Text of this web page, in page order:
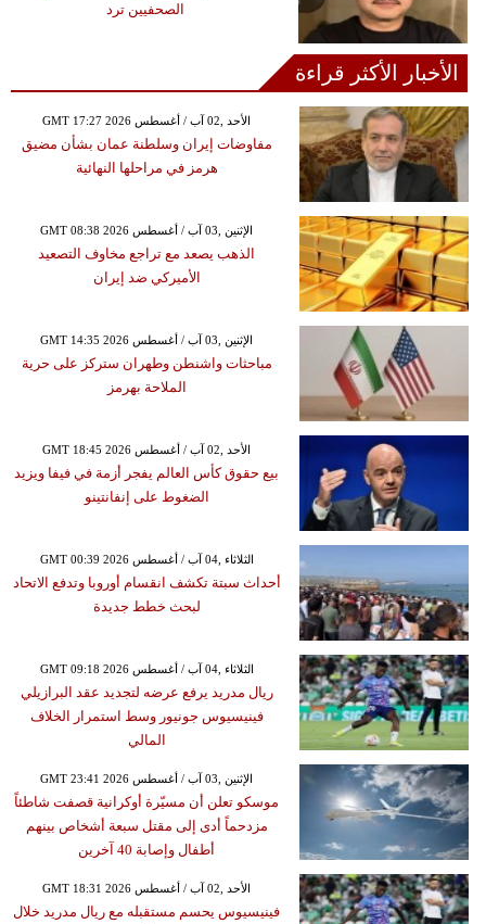
الصحفيين ترد
الأخبار الأكثر قراءة
GMT 17:27 2026 الأحد ,02 آب / أغسطس
مفاوضات إيران وسلطنة عمان بشأن مضيق
هرمز في مراحلها النهائية
GMT 08:38 2026 الإثنين ,03 آب / أغسطس
الذهب يصعد مع تراجع مخاوف التصعيد
الأميركي ضد إيران
GMT 14:35 2026 الإثنين ,03 آب / أغسطس
مباحثات واشنطن وطهران ستركز على حرية
الملاحة بهرمز
GMT 18:45 2026 الأحد ,02 آب / أغسطس
بيع حقوق كأس العالم يفجر أزمة في فيفا ويزيد
الضغوط على إنفانتينو
GMT 00:39 2026 الثلاثاء ,04 آب / أغسطس
أحداث سبتة تكشف انقسام أوروبا وتدفع الاتحاد
لبحث خطط جديدة
GMT 09:18 2026 الثلاثاء ,04 آب / أغسطس
ريال مدريد يرفع عرضه لتجديد عقد البرازيلي
فينيسيوس جونيور وسط استمرار الخلاف
المالي
GMT 23:41 2026 الإثنين ,03 آب / أغسطس
موسكو تعلن أن مسيّرة أوكرانية قصفت شاطئاً
مزدحماً أدى إلى مقتل سبعة أشخاص بينهم
أطفال وإصابة 40 آخرين
GMT 18:31 2026 الأحد ,02 آب / أغسطس
فينيسيوس يحسم مستقبله مع ريال مدريد خلال